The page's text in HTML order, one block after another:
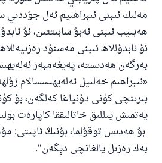
مەلىك ئىبنى ئىبراھىيم ئەل جۇددىي
ھەبىيب ئىبنى ئەبۇ سابىتتىن، ئۇ
ئۇ ئابدۇللاھ ئىبنى مەسئۇد
بەرگەن ھەدىستە، پەيغەمبەر
«ئىبراھىم خەلىيل ئەلەيھىسسالام
بىرىنچى كۈنى دۇنياغا كەلگەن، بۇ
يەتمىش يىللىق خاتالىققا كاپارەت
بۇ ھەدىس توقۇلما، بۇنىڭ ئاپىتى:
بەك رەزىل يالغانچى دېگەن".